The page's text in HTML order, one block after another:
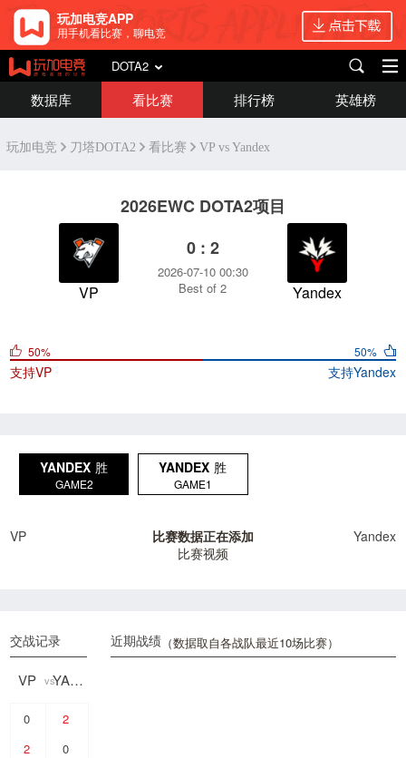
玩加电竞APP
用手机看比赛，聊电竞
DOTA2
数据库 看比赛 排行榜 英雄榜
玩加电竞 刀塔DOTA2 看比赛 VP vs Yandex
2026EWC DOTA2项目
VP
0 : 2
2026-07-10 00:30
Best of 2
Yandex
50%
支持Yandex
50%
支持VP
YANDEX 胜
GAME2
YANDEX 胜
GAME1
VP
比赛数据正在添加
比赛视频
Yandex
近期战绩（数据取自各战队最近10场比赛）
交战记录
VP vs YANDEX
0
2
2
0